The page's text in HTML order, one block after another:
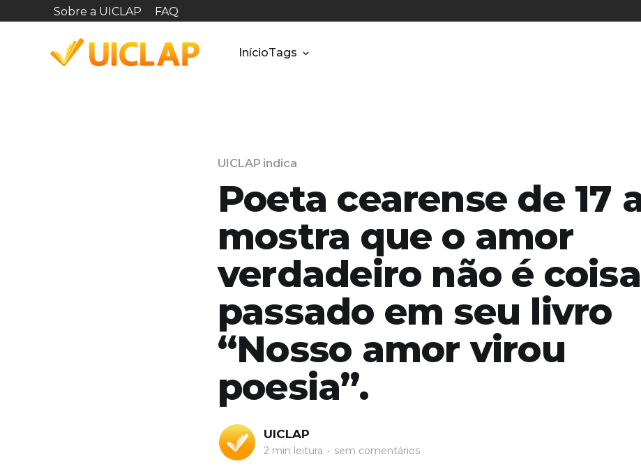
Sobre a UICLAP FAQ
InícioTags
UICLAP indica
Poeta cearense de 17
mostra que o amor
verdadeiro não é
passado em seu livro
“Nosso amor virou
poesia”.
UICLAP
2 min leitura • sem comentários